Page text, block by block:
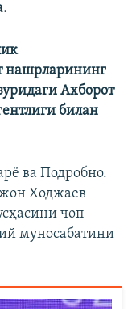
нашрларининг
Ахборот
билан
ва Подробно.
Ходжаев
чоп
муносабатини